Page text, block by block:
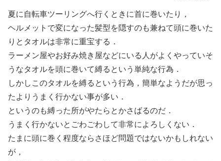
夏に自転車ツーリングへ行くときに首に巻いたり，
ヘルメットで変になった髪型を隠すのも兼ねて頭に巻いた
りとタオルは非常に重宝する．
ラーメン屋やお好み焼き屋などにいる人がよくやっていそ
うなタオルを頭に巻いて縛るという単純な行為．
しかしこのタオルを縛るという行為，簡単なようだが思っ
たよりうまく行かない事が多い．
というのも縛った所がやたらとかさばるのだ．
うまく行かないとごわごわして非常によろしくない．
たまに頭に巻く程度ならさほど問題ではないかもしれない
が，